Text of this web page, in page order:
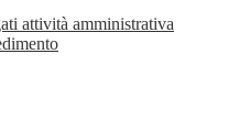
attività amministrativa